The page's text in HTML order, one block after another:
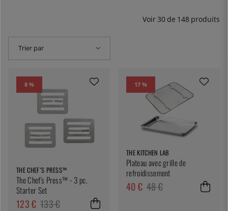
Voir 30 de 148 produits
Trier par
8 %
THE CHEF’S PRESS™
The Chef's Press™ - 3 pc.
Starter Set
123 € 133 €
17 %
THE KITCHEN LAB
Plateau avec grille de
refroidissement
40 € 48 €